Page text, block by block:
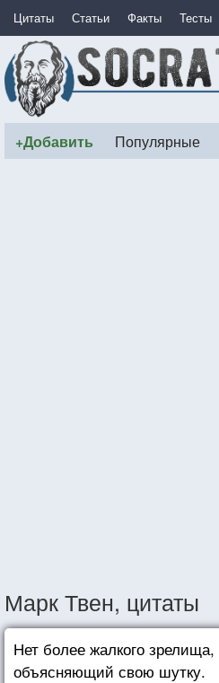
Цитаты Статьи Факты Тесты
+Добавить Популярные
Марк Твен, цитаты
Нет более жалкого
объясняющий свою шутку.